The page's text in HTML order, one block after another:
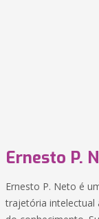
Ernesto P.
Ernesto P. Neto é
trajetória intelectual